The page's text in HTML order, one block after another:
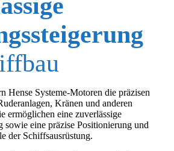
Hense Systeme-Motoren die präzisen
Kränen und anderen
ermöglichen eine zuverlässige
sowie eine präzise Positionierung und
der Schiffsausrüstung.